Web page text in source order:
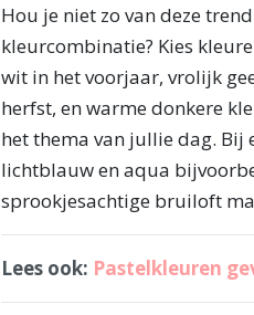
Hou je niet zo van deze
kleurcombinatie? Kies
wit in het voorjaar, vrolijk
herfst, en warme donkere
het thema van jullie dag. Bij
lichtblauw en aqua
sprookjesachtige bruiloft
Lees ook: Pastelkleuren